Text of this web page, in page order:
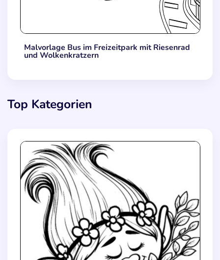
Malvorlage Bus im Freizeitpark mit Riesenrad
und Wolkenkratzern
Top Kategorien